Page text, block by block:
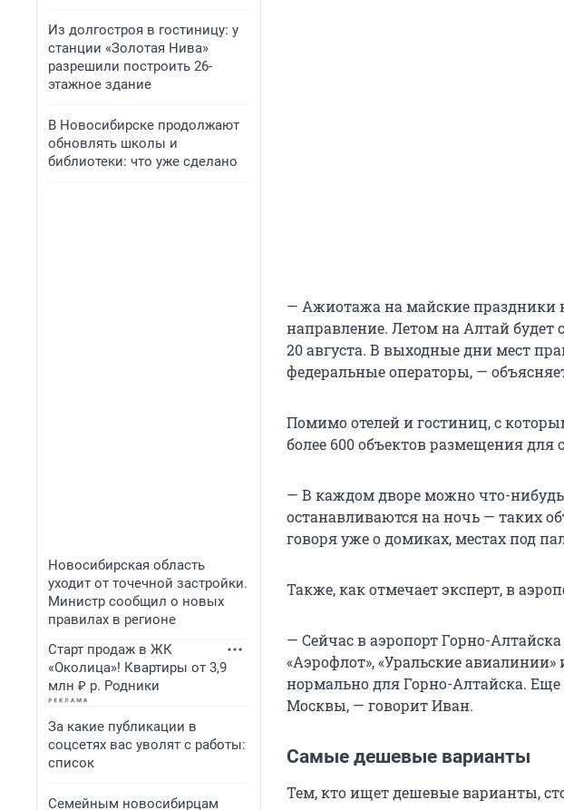
Из долгостроя в гостиницу: у
станции «Золотая Нива»
разрешили построить 26-
этажное здание
В Новосибирске продолжают
обновлять школы и
библиотеки: что уже сделано
Новосибирская область
уходит от точечной застройки.
Министр сообщил о новых
правилах в регионе
Старт продаж в ЖК
«Околица»! Квартиры от 3,9
млн ₽ р. Родники
За какие публикации в
соцсетях вас уволят с работы:
список
Семейным новосибирцам
— Ажиотажа на майские праздники
направление. Летом на Алтай будет
20 августа. В выходные дни мест
федеральные операторы, —
Помимо отелей и гостиниц, с
более 600 объектов размещения
— В каждом дворе можно что-нибудь
останавливаются на ночь — таких
говоря уже о домиках, местах под
Также, как отмечает эксперт, в
— Сейчас в аэропорт Горно-
«Аэрофлот», «Уральские авиалинии»
нормально для Горно-Алтайска. Еще
Москвы, — говорит Иван.
Самые дешевые варианты
Тем, кто ищет дешевые варианты,